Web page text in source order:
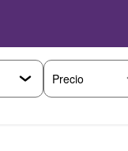
Precio